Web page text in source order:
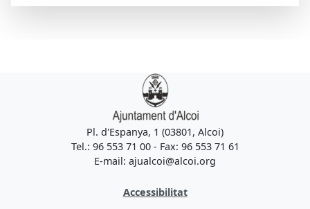
Pl. d'Espanya, 1 (03801, Alcoi)
Tel.: 96 553 71 00 - Fax: 96 553 71 61
E-mail: ajualcoi@alcoi.org
Accessibilitat